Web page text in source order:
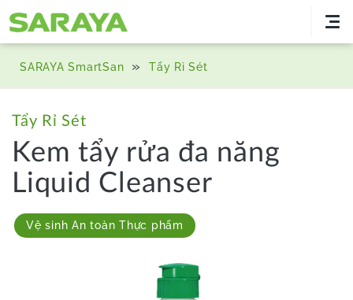
SARAYA SmartSan » Tẩy Rỉ Sét
Tẩy Rỉ Sét
Kem tẩy rửa đa năng
Liquid Cleanser
Vệ sinh An toàn Thực phẩm